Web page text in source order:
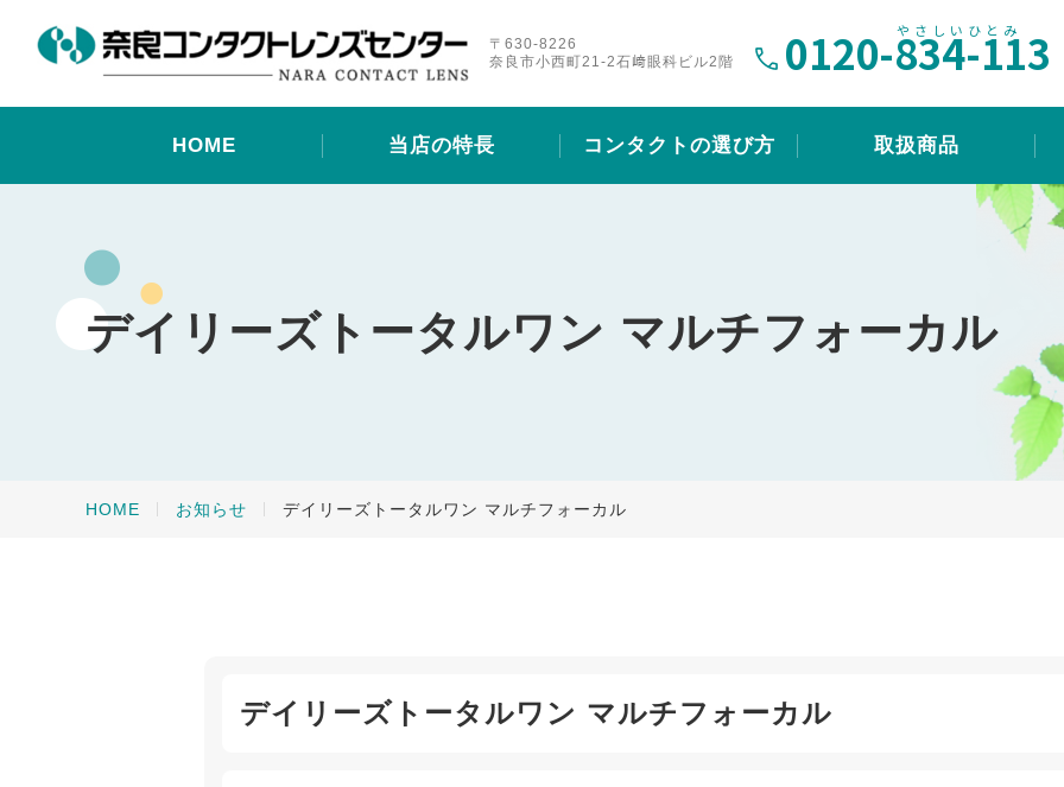
0120-834-113
〒630-8226
奈良市小西町21-2石﨑眼科ビル2階
HOME 当店の特長 コンタクトの選び方 取扱商品
デイリーズトータルワン マルチフォーカル
HOME お知らせ デイリーズトータルワン マルチフォーカル
デイリーズトータルワン マルチフォーカル